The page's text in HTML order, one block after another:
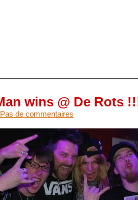
wins @ De Rots
Pas de commentaires